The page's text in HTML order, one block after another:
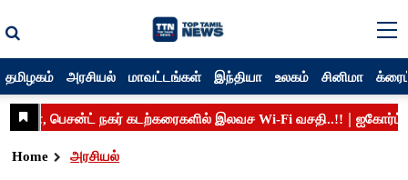
தமிழகம் அரசியல் மாவட்டங்கள் இந்தியா உலகம் சினிமா
Home அரசியல்